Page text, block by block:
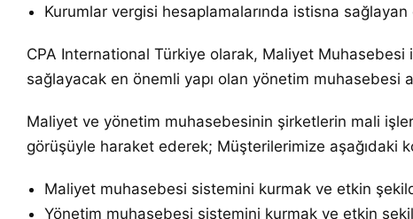
Kurumlar vergisi hesaplamalarında istisna
CPA International Türkiye olarak, Maliyet
sağlayacak en önemli yapı olan yönetim muhasebesi
Maliyet ve yönetim muhasebesinin şirketlerin mali
görüşüyle haraket ederek; Müşterilerimize aşağıdaki
Maliyet muhasebesi sistemini kurmak ve etkin
Yönetim muhasebesi sistemini kurmak ve etkin